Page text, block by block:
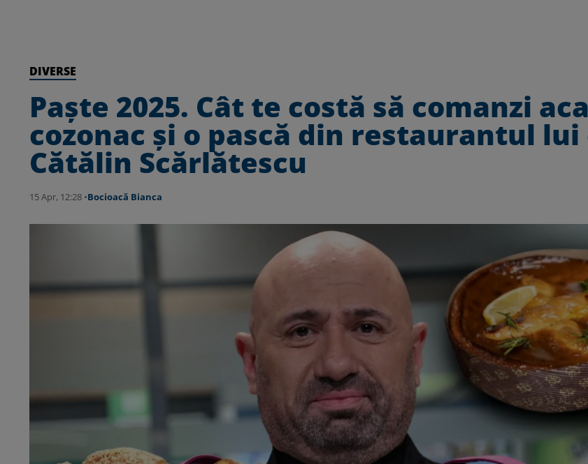
DIVERSE
Paște 2025. Cât te costă să comanzi
cozonac și o pască din restaurantul
Cătălin Scărlătescu
15 Apr, 12:28 •Bocioacă Bianca